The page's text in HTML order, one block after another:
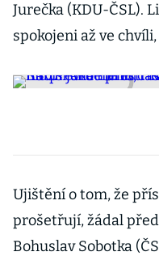
Jurečka (KDU-ČSL).
spokojeni až ve
Ujištění o tom, že
prošetřují, žádal
Bohuslav Sobotka